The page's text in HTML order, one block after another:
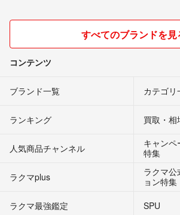
すべてのブランドを見
コンテンツ
ブランド一覧 カテゴリ
ランキング 買取・相
人気商品チャンネル
キャンペ
特集
ラクマplus
ラクマ公
ョン特集
ラクマ最強鑑定
SPU